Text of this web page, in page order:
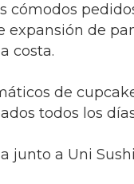
cómodos
expansión de
costa.
de
todos los
junto a Uni